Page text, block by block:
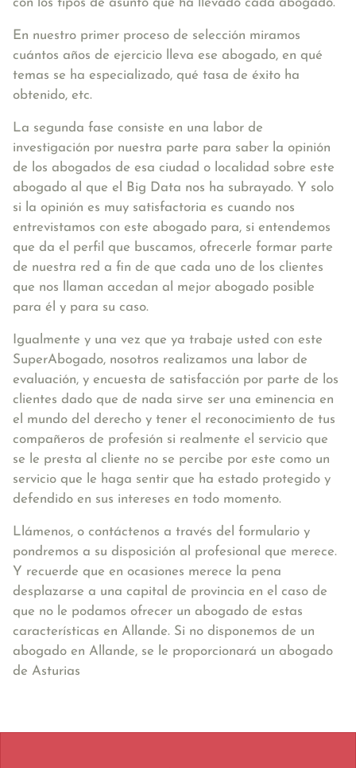
con los tipos de asunto que ha llevado cada abogado.
En nuestro primer proceso de selección miramos
cuántos años de ejercicio lleva ese abogado, en qué
temas se ha especializado, qué tasa de éxito ha
obtenido, etc.
La segunda fase consiste en una labor de
investigación por nuestra parte para saber la opinión
de los abogados de esa ciudad o localidad sobre este
abogado al que el Big Data nos ha subrayado. Y solo
si la opinión es muy satisfactoria es cuando nos
entrevistamos con este abogado para, si entendemos
que da el perfil que buscamos, ofrecerle formar parte
de nuestra red a fin de que cada uno de los clientes
que nos llaman accedan al mejor abogado posible
para él y para su caso.
Igualmente y una vez que ya trabaje usted con este
SuperAbogado, nosotros realizamos una labor de
evaluación, y encuesta de satisfacción por parte de los
clientes dado que de nada sirve ser una eminencia en
el mundo del derecho y tener el reconocimiento de tus
compañeros de profesión si realmente el servicio que
se le presta al cliente no se percibe por este como un
servicio que le haga sentir que ha estado protegido y
defendido en sus intereses en todo momento.
Llámenos, o contáctenos a través del formulario y
pondremos a su disposición al profesional que merece.
Y recuerde que en ocasiones merece la pena
desplazarse a una capital de provincia en el caso de
que no le podamos ofrecer un abogado de estas
características en Allande. Si no disponemos de un
abogado en Allande, se le proporcionará un abogado
de Asturias